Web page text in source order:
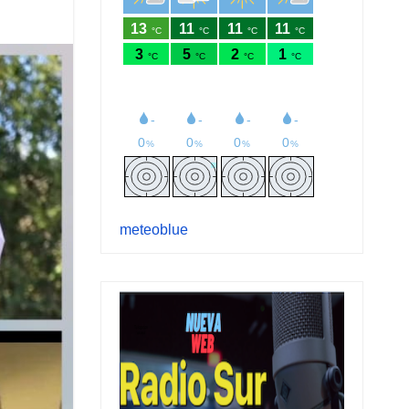
meteoblue